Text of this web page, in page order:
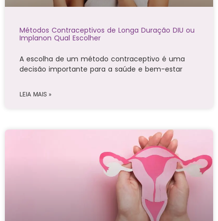
Métodos Contraceptivos de Longa Duração DIU ou
Implanon Qual Escolher
A escolha de um método contraceptivo é uma
decisão importante para a saúde e bem-estar
LEIA MAIS »